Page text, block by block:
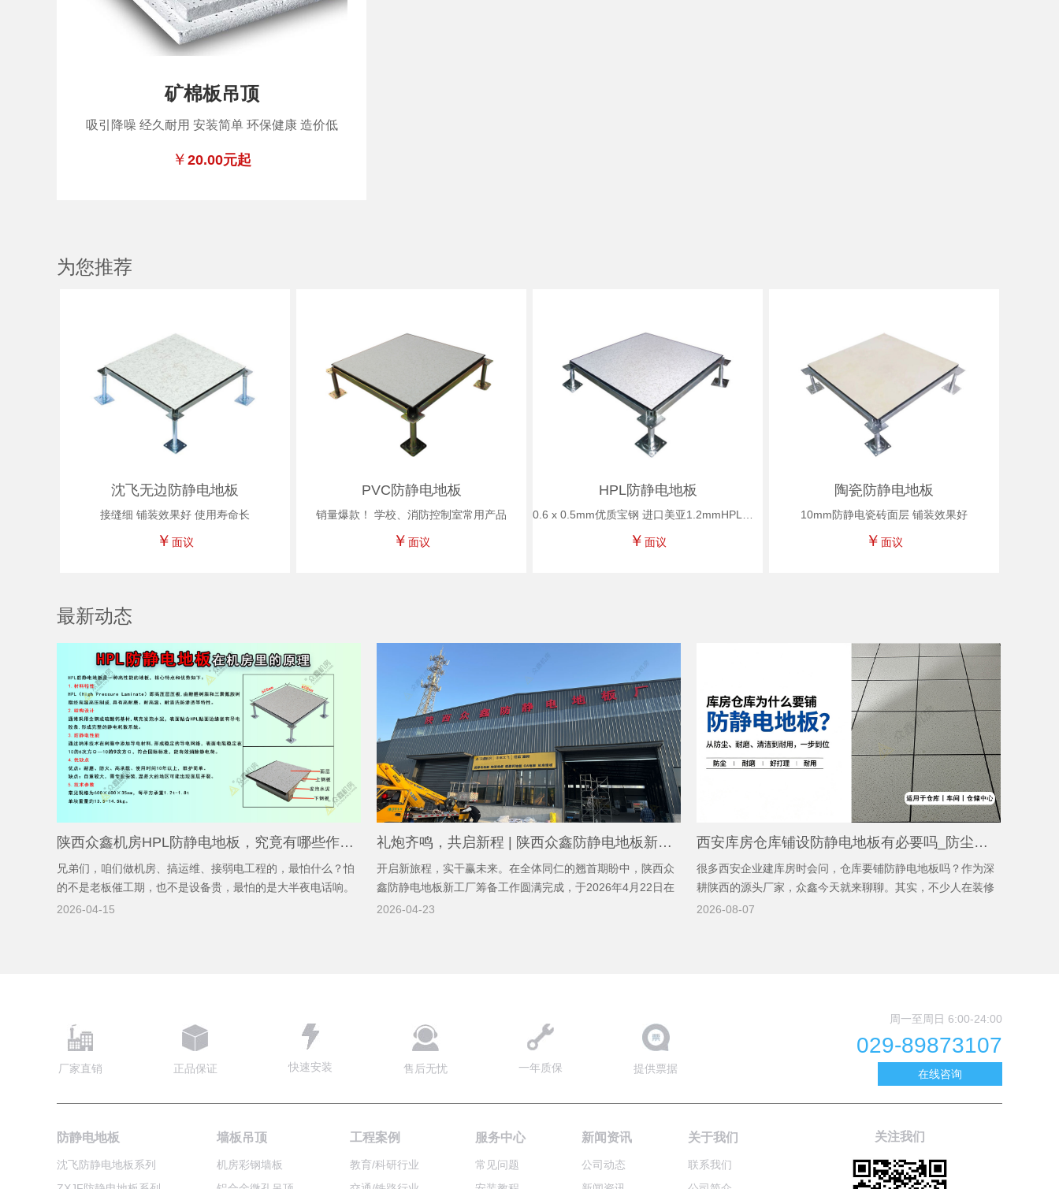
矿棉板吊顶
吸引降噪 经久耐用 安装简单 环保健康 造价低
￥ 20.00元起
为您推荐
沈飞无边防静电地板
接缝细 铺装效果好 使用寿命长
￥ 面议
PVC防静电地板
销量爆款！ 学校、消防控制室常用产品
￥ 面议
HPL防静电地板
￥ 面议
陶瓷防静电地板
10mm防静电瓷砖面层 铺装效果好
￥ 面议
最新动态
陕西众鑫机房HPL防静电地板，究竟有哪些作用？
兄弟们，咱们做机房、搞运维、接弱电工程的，最怕什么？怕
的不是老板催工期，也不是设备贵，最怕的是大半夜电话响。
那边领导一声吼：“怎么又断网了？服务器怎么又报警了？” 你
2026-04-15
​礼炮齐鸣，共启新程 | 陕西众鑫防静电地板新工厂盛大开工！
开启新旅程，实干赢未来。在全体同仁的翘首期盼中，陕西众
鑫防静电地板新工厂筹备工作圆满完成，于2026年4月22日在
西安市高陵区正式拉开规模化发展的帷幕。新厂坐落于西安市
2026-04-23
西安库房仓库铺设防静电地板有必要吗_防尘耐磨场景应用
很多西安企业建库房时会问，仓库要铺防静电地板吗？作为深
耕陕西的源头厂家，众鑫今天就来聊聊。其实，不少人在装修
库房的时候，觉得随便弄个水泥地或者环氧地坪就行了，没必
2026-08-07
厂家直销 正品保证 快速安装 售后无忧 一年质保 提供票据
周一至周日 6:00-24:00
029-89873107
在线咨询
防静电地板
沈飞防静电地板系列
墙板吊顶
机房彩钢墙板
工程案例
教育/科研行业
服务中心
常见问题
新闻资讯
公司动态
关于我们
联系我们
关注我们